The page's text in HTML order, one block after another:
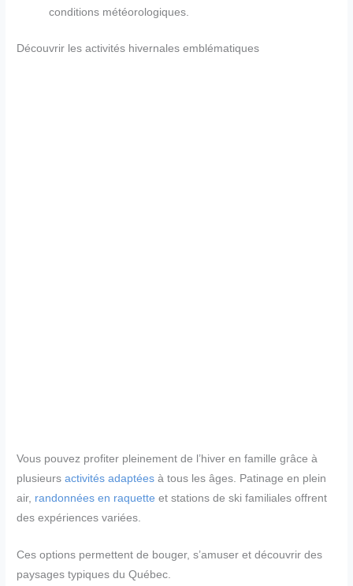
conditions météorologiques.
Découvrir les activités hivernales emblématiques
Vous pouvez profiter pleinement de l’hiver en famille grâce à
plusieursactivités adaptées à tous les âges. Patinage en plein
air, randonnées en raquette et stations de ski familiales offrent
des expériences variées.
Ces options permettent de bouger, s’amuser et découvrir des
paysages typiques du Québec.